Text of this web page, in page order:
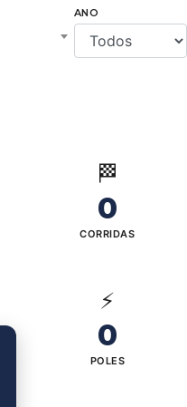
ANO
🏁
0
CORRIDAS
⚡
0
POLES